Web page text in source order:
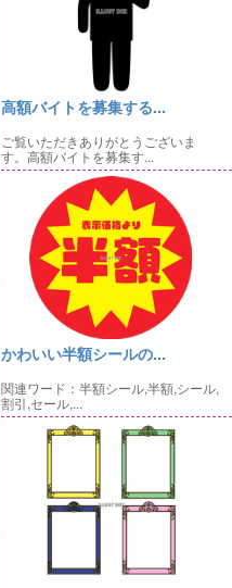
高額バイトを募集する...
ご覧いただきありがとうございま
す。高額バイトを募集す...
かわいい半額シールの...
関連ワード：半額シール,半額,シール,
割引,セール,...